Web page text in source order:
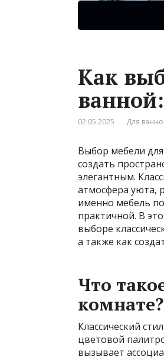
Как
02.05.2025 Для
Выбор мебели
создать
элегантным.
атмосфера уюта,
именно мебель
практичной. В
выборе
а также как
Что
комнате?
Классический
цветовой
вызывает